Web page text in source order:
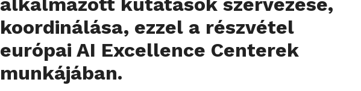
koordinálása, ezzel a részvétel
európai AI Excellence Centerek
munkájában.